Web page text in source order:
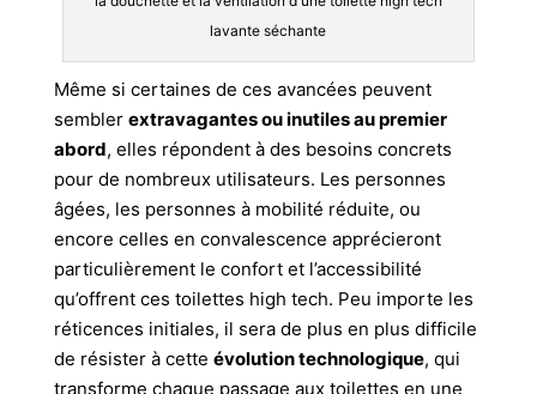
lavante séchante
Même si certaines de ces avancées peuvent
sembler extravagantes ou inutiles au premier
abord, elles répondent à des besoins concrets
pour de nombreux utilisateurs. Les personnes
âgées, les personnes à mobilité réduite, ou
encore celles en convalescence apprécieront
particulièrement le confort et l’accessibilité
qu’offrent ces toilettes high tech. Peu importe les
réticences initiales, il sera de plus en plus difficile
de résister à cette évolution technologique, qui
transforme chaque passage aux toilettes en une